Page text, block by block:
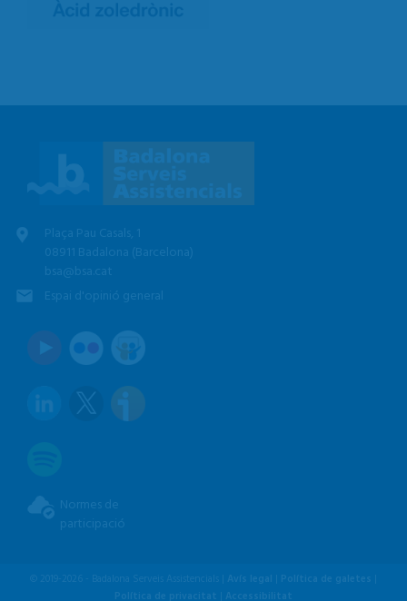
Plaça Pau Casals, 1
08911 Badalona (Barcelona)
bsa@bsa.cat
Espai d'opinió general
Normes de
participació
© 2019-2026 - Badalona Serveis Assistencials | Avís legal Política de galetes
Política de privacitat
Accessibilitat